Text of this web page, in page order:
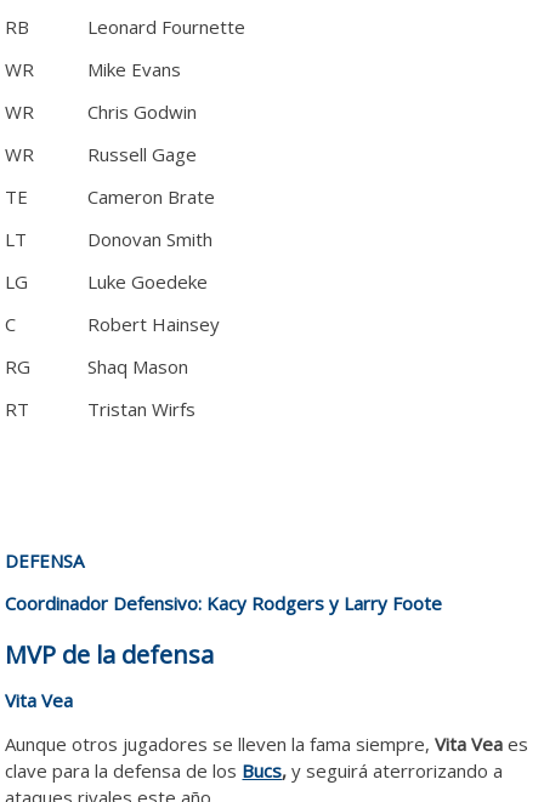
RB
Leonard Fournette
WR
Mike Evans
WR
Chris Godwin
WR
Russell Gage
TE
Cameron Brate
LT
Donovan Smith
LG
Luke Goedeke
C
Robert Hainsey
RG
Shaq Mason
RT
Tristan Wirfs
DEFENSA
Coordinador Defensivo: Kacy Rodgers y Larry Foote
MVP de la defensa
Vita Vea
Aunque otros jugadores se lleven la fama siempre, Vita Vea es
clave para la defensa de los Bucs, y seguirá aterrorizando a
ataques rivales este año.